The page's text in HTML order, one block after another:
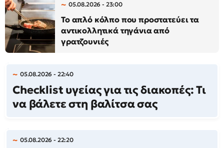
05.08.2026 - 23:00
Το απλό κόλπο που προστατεύει τα
αντικολλητικά τηγάνια από
γρατζουνιές
05.08.2026 - 22:40
Checklist υγείας για τις διακοπές: Τι
να βάλετε στη βαλίτσα σας
05.08.2026 - 22:20